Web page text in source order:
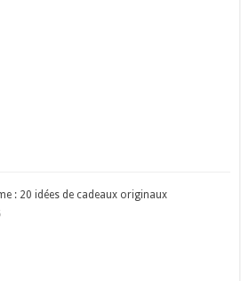
: 20 idées de cadeaux originaux